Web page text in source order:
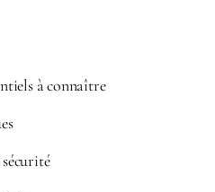
à connaître